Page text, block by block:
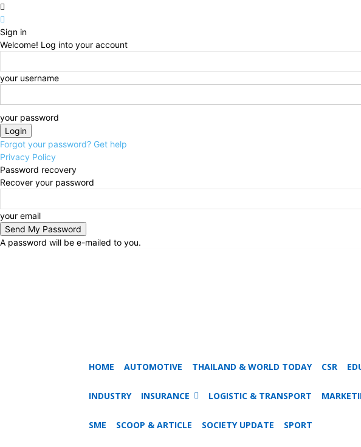
Sign in
Welcome! Log into your account
your username
your password
Forgot your password? Get help
Privacy Policy
Password recovery
Recover your password
your email
A password will be e-mailed to you.
HOME AUTOMOTIVE THAILAND & WORLD TODAY CSR
INDUSTRY INSURANCE LOGISTIC & TRANSPORT
SME SCOOP & ARTICLE SOCIETY UPDATE SPORT